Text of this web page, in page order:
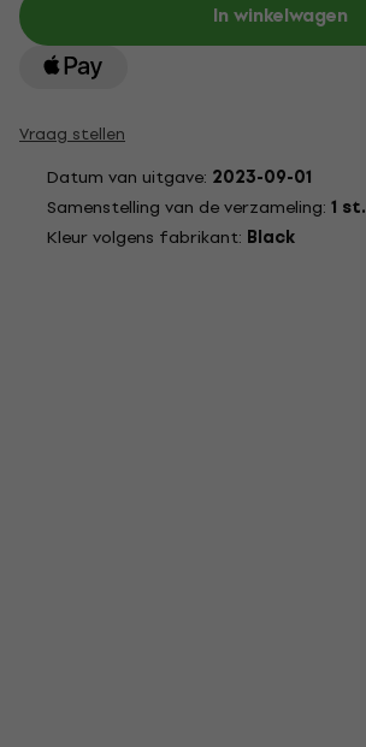
In winkelwagen
Vraag stellen
Datum van uitgave: 2023-09-01
Samenstelling van de verzameling: 1 st.
Kleur volgens fabrikant: Black